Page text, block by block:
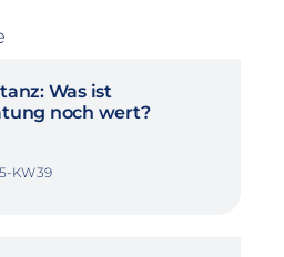
Was ist
noch wert?
KW39